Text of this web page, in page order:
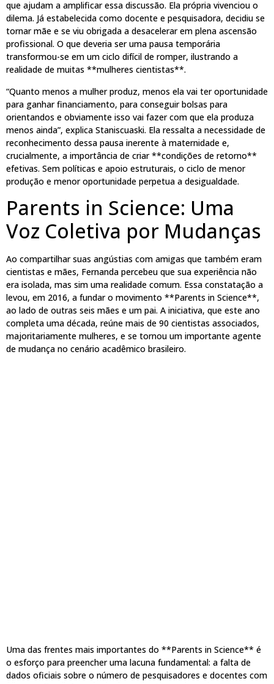
que ajudam a amplificar essa discussão. Ela própria vivenciou o
dilema. Já estabelecida como docente e pesquisadora, decidiu se
tornar mãe e se viu obrigada a desacelerar em plena ascensão
profissional. O que deveria ser uma pausa temporária
transformou-se em um ciclo difícil de romper, ilustrando a
realidade de muitas **mulheres cientistas**.
“Quanto menos a mulher produz, menos ela vai ter oportunidade
para ganhar financiamento, para conseguir bolsas para
orientandos e obviamente isso vai fazer com que ela produza
menos ainda”, explica Staniscuaski. Ela ressalta a necessidade de
reconhecimento dessa pausa inerente à maternidade e,
crucialmente, a importância de criar **condições de retorno**
efetivas. Sem políticas e apoio estruturais, o ciclo de menor
produção e menor oportunidade perpetua a desigualdade.
Parents in Science: Uma
Voz Coletiva por Mudanças
Ao compartilhar suas angústias com amigas que também eram
cientistas e mães, Fernanda percebeu que sua experiência não
era isolada, mas sim uma realidade comum. Essa constatação a
levou, em 2016, a fundar o movimento **Parents in Science**,
ao lado de outras seis mães e um pai. A iniciativa, que este ano
completa uma década, reúne mais de 90 cientistas associados,
majoritariamente mulheres, e se tornou um importante agente
de mudança no cenário acadêmico brasileiro.
Uma das frentes mais importantes do **Parents in Science** é
o esforço para preencher uma lacuna fundamental: a falta de
dados oficiais sobre o número de pesquisadores e docentes com